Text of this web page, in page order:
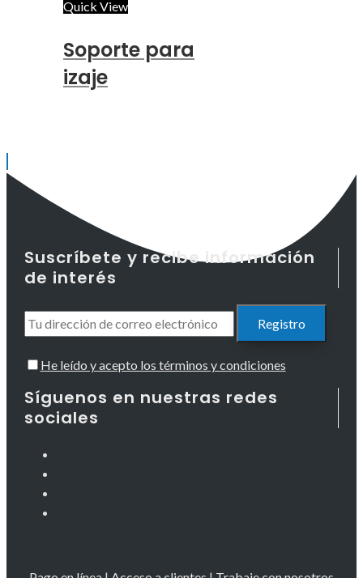
Quick View
Soporte para
izaje
Suscríbete y recibe información
de interés
He leído y acepto los términos y condiciones
Síguenos en nuestras redes
sociales